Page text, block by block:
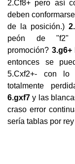
2.Cf8+ pero así
deben
de la posición.)
peón de "f2"
promoción? 3.g6+
entonces se
5.Cxf2+- con lo
totalmente
6.gxf7y las
craso error
sería tablas por